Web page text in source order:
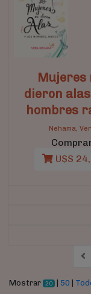
Mujeres
dieron
hombres
Nehama,
U$S
Mostrar 20 | 50